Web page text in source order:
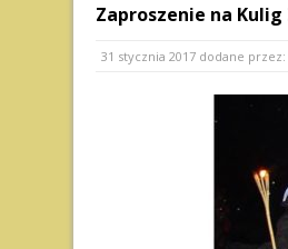
Zaproszenie na Kulig
31 stycznia 2017 dodane przez: